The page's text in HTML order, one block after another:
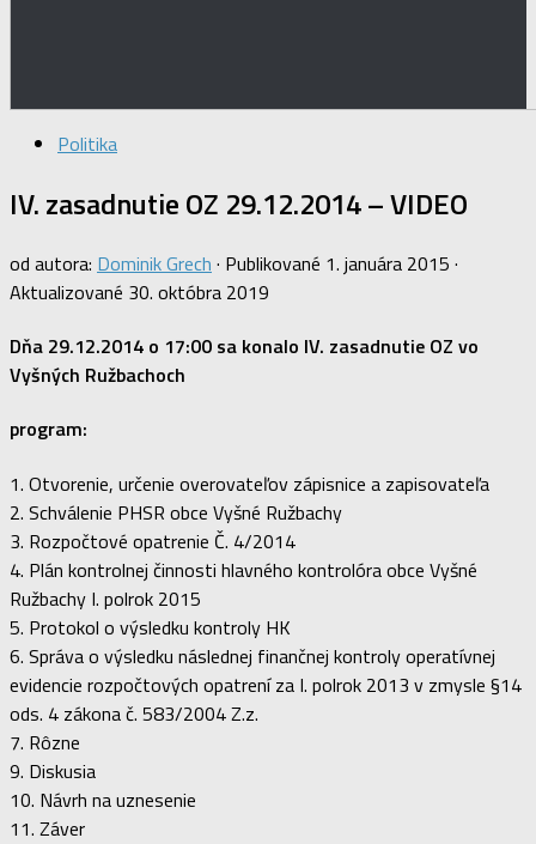
Politika
IV. zasadnutie OZ 29.12.2014 – VIDEO
od autora: Dominik Grech · Publikované 1. januára 2015 ·
Aktualizované 30. októbra 2019
Dňa 29.12.2014 o 17:00 sa konalo IV. zasadnutie OZ vo
Vyšných Ružbachoch
program:
1. Otvorenie, určenie overovateľov zápisnice a zapisovateľa
2. Schválenie PHSR obce Vyšné Ružbachy
3. Rozpočtové opatrenie Č. 4/2014
4. Plán kontrolnej činnosti hlavného kontrolóra obce Vyšné
Ružbachy I. polrok 2015
5. Protokol o výsledku kontroly HK
6. Správa o výsledku následnej finančnej kontroly operatívnej
evidencie rozpočtových opatrení za I. polrok 2013 v zmysle §14
ods. 4 zákona č. 583/2004 Z.z.
7. Rôzne
9. Diskusia
10. Návrh na uznesenie
11. Záver